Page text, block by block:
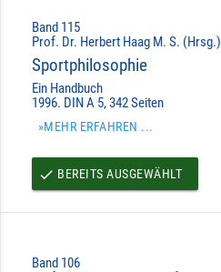
Band 115
Prof. Dr. Herbert Haag M. S. (Hrsg.)
Sportphilosophie
Ein Handbuch
1996. DIN A 5, 342 Seiten
»MEHR ERFAHREN ...
done BEREITS AUSGEWÄHLT
Band 106